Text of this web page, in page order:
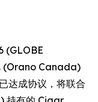
(GLOBE
(Orano Canada)
达成协议，将联合